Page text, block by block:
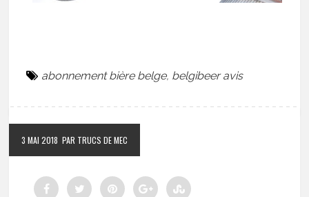
abonnement bière belge, belgibeer avis
3 MAI 2018 PAR TRUCS DE MEC